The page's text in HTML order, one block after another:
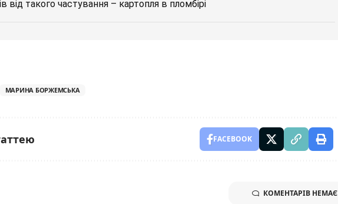
від такого частування – картопля в пломбірі
МАРИНА БОРЖЕМСЬКА
FACEBOOK
КОМЕНТАРІВ НЕМАЄ